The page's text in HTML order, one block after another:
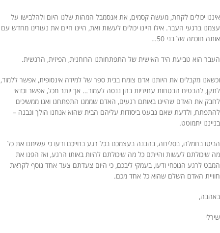
איננו יכולים לקחת, מעשה קסמים, את אנסמבל המהות שלנו היום ולהלבישו על
עצמנו ברגעי העבר. אילו היינו יכולים לעשות זאת, היינו חיים את נעורינו מחדש עם
אותה חוכמה של בני 50…
העבר הוא טביעת היד האישית של התפתחותנו הרוחנית, הפיזית, הרגשית.
וכשאנו מקבלים את היותנו אדם צומח בבית ספר של למידה אינסופית, אפשר ללמוד,
לתקן, להבטיח הבטחות עתידיות בהן ננסה לעמוד… אך יותר מכל, אפשר וכדאי
לחבק את האדם שהיינו באותם רגעים, האדם שממנו התפתחנו ואנו ממשיכים
להתפתח, ולדעת שאם נבעט ביסודות עליהם הבית שהוא אנחנו הולך ונבנה –
בנייננו יתמוטט.
הביטו בחמלה, בסליחה, בהבנה בעצמכם בכל רגע בחייכם ודעו כי עשיתם את כל
מה שיכולתם לעשות והייתם כל מה שיכולתם להיות באותו הרגע, ואז הפנו את
המבט לרגע הנוכחי ודעו, בעמקי ליבכם, כי היום צעדתם צעד אחד נוסף לקראת
חוויית האדם השלם שהוא כל אחד מכם.
באהבה,
שירלי